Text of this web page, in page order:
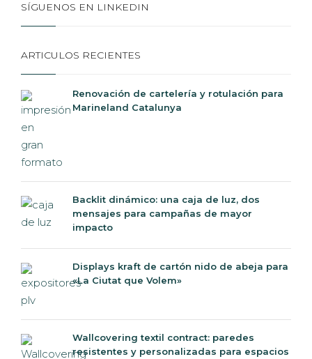
SÍGUENOS EN LINKEDIN
ARTICULOS RECIENTES
Renovación de cartelería y rotulación para
Marineland Catalunya
Backlit dinámico: una caja de luz, dos
mensajes para campañas de mayor
impacto
Displays kraft de cartón nido de abeja para
«La Ciutat que Volem»
Wallcovering textil contract: paredes
resistentes y personalizadas para espacios